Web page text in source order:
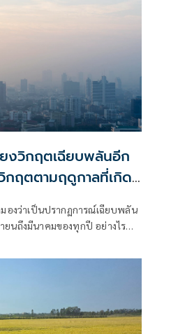
ยงวิกฤตเฉียบพลันอีก
กฤตตามฤดูกาลที่เกิด
องว่าเป็นปรากฏการณ์เฉียบพลัน
ยนถึงมีนาคมของทุกปี อย่างไร